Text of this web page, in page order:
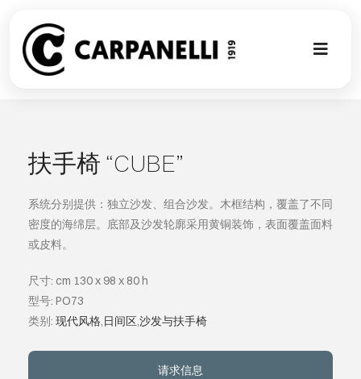
content
Toggle
现代风格
定制
扶手椅 “CUBE”
系统分别提供：独立沙发、组合沙发。木框结构，覆盖了不同
密度的海绵层。底部及沙发轮廓采用黄铜装饰，表面覆盖面料
或皮料。
尺寸: cm 130 x 98 x 80 h
型号: PO73
类别: 现代风格,日间区,沙发与扶手椅
请求信息